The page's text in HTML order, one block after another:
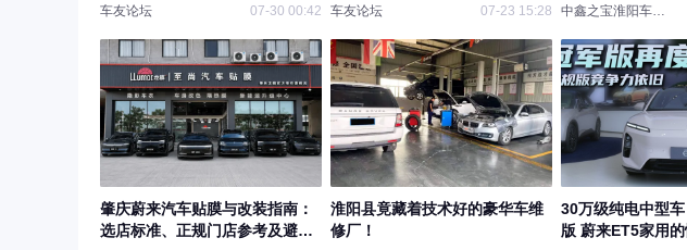
车友论坛 07-30 00:42 车友论坛 07-23 15:28 中鑫之宝淮阳车工坊店
肇庆蔚来汽车贴膜与改装指南：
选店标准、正规门店参考及避坑
淮阳县竟藏着技术好的豪华车维
修厂！
30万级纯电中型
版 蔚来ET5家用